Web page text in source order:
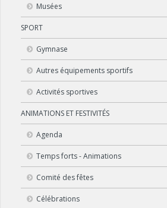
Musées
SPORT
Gymnase
Autres équipements sportifs
Activités sportives
ANIMATIONS ET FESTIVITÉS
Agenda
Temps forts - Animations
Comité des fêtes
Célébrations